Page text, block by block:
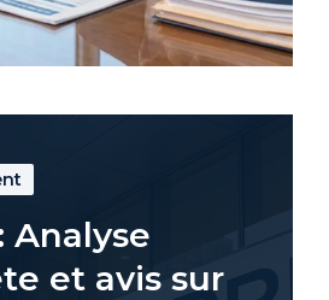
Analyse
et avis sur